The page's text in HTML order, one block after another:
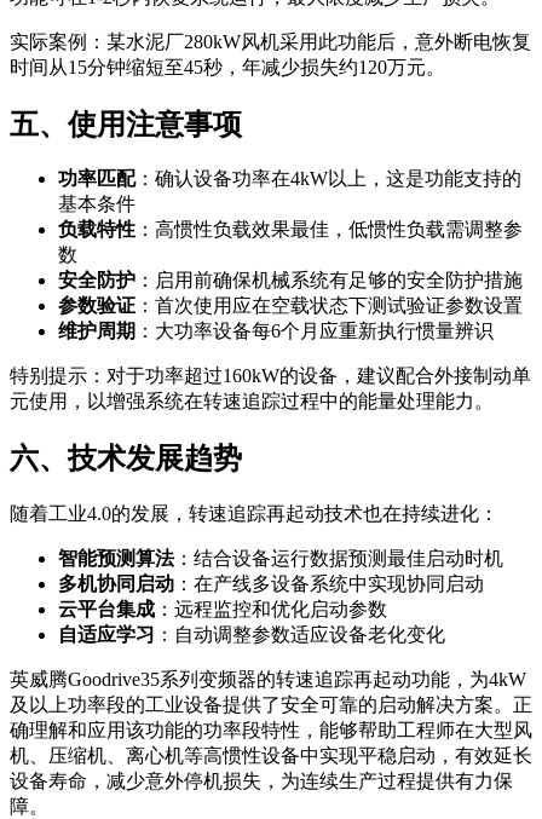
实际案例：某水泥厂280kW风机采用此功能后，意外断电恢复
时间从15分钟缩短至45秒，年减少损失约120万元。
五、使用注意事项
功率匹配：确认设备功率在4kW以上，这是功能支持的
基本条件
负载特性 ：高惯性负载效果最佳，低惯性负载需调整参
数
安全防护 ：启用前确保机械系统有足够的安全防护措施
参数验证 ：首次使用应在空载状态下测试验证参数设置
维护周期 ：大功率设备每6个月应重新执行惯量辨识
特别提示：对于功率超过160kW的设备，建议配合外接制动单
元使用，以增强系统在转速追踪过程中的能量处理能力。
六、技术发展趋势
随着工业4.0的发展，转速追踪再起动技术也在持续进化：
智能预测算法：结合设备运行数据预测最佳启动时机
多机协同启动 ：在产线多设备系统中实现协同启动
云平台集成 ：远程监控和优化启动参数
自适应学习 ：自动调整参数适应设备老化变化
英威腾Goodrive35系列变频器的转速追踪再起动功能，为4kW
及以上功率段的工业设备提供了安全可靠的启动解决方案。正
确理解和应用该功能的功率段特性，能够帮助工程师在大型风
机、压缩机、离心机等高惯性设备中实现平稳启动，有效延长
设备寿命，减少意外停机损失，为连续生产过程提供有力保
障。